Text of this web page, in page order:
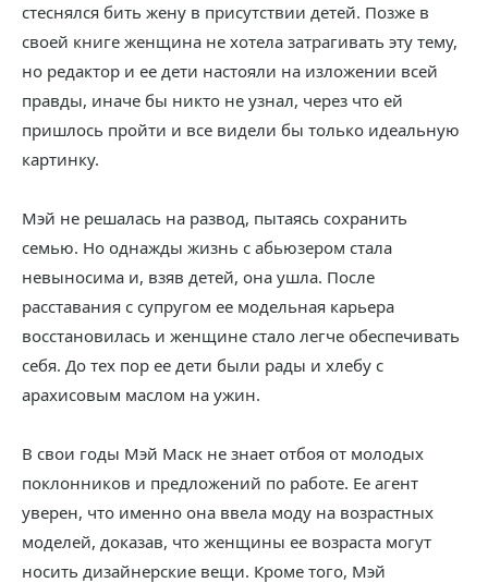
стеснялся бить жену в присутствии детей. Позже в
своей книге женщина не хотела затрагивать эту тему,
но редактор и ее дети настояли на изложении всей
правды, иначе бы никто не узнал, через что ей
пришлось пройти и все видели бы только идеальную
картинку.
Мэй не решалась на развод, пытаясь сохранить
семью. Но однажды жизнь с абьюзером стала
невыносима и, взяв детей, она ушла. После
расставания с супругом ее модельная карьера
восстановилась и женщине стало легче обеспечивать
себя. До тех пор ее дети были рады и хлебу с
арахисовым маслом на ужин.
В свои годы Мэй Маск не знает отбоя от молодых
поклонников и предложений по работе. Ее агент
уверен, что именно она ввела моду на возрастных
моделей, доказав, что женщины ее возраста могут
носить дизайнерские вещи. Кроме того, Мэй